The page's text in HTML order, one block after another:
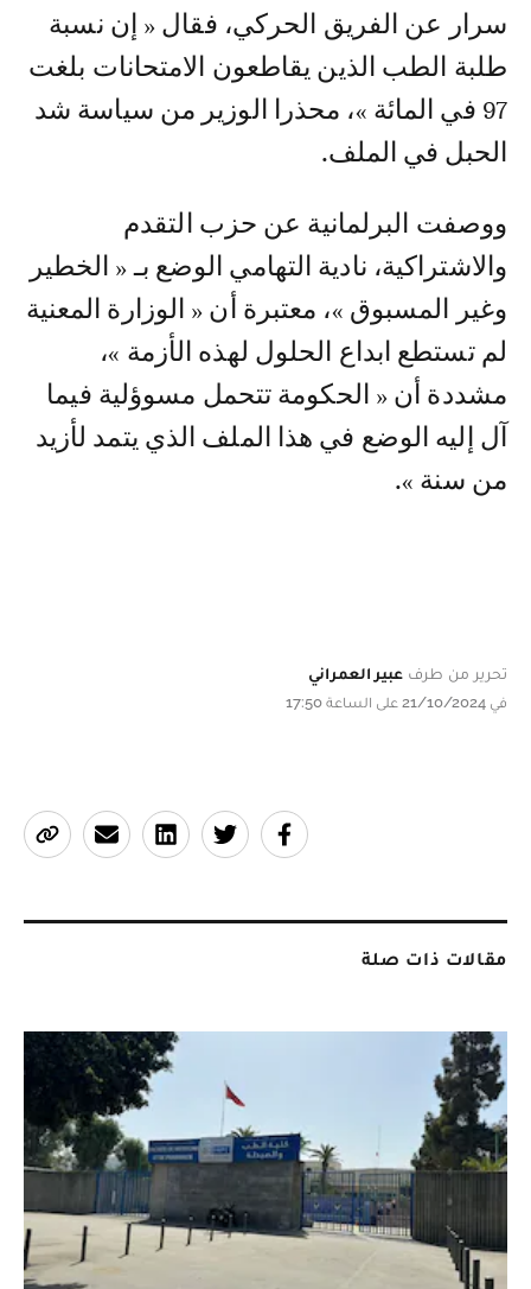
سرار عن الفريق الحركي، فقال « إن نسبة
طلبة الطب الذين يقاطعون الامتحانات بلغت
97 في المائة »، محذرا الوزير من سياسة شد
الحبل في الملف.
ووصفت البرلمانية عن حزب التقدم
والاشتراكية، نادية التهامي الوضع بـ « الخطير
وغير المسبوق »، معتبرة أن « الوزارة المعنية
لم تستطع ابداع الحلول لهذه الأزمة »،
مشددة أن « الحكومة تتحمل مسوؤلية فيما
آل إليه الوضع في هذا الملف الذي يتمد لأزيد
من سنة ».
تحرير من طرف عبير العمراني
في 21/10/2024 على الساعة 17:50
مقالات ذات صلة